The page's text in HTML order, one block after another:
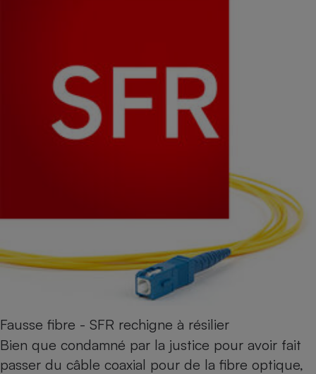
Fausse fibre - SFR rechigne à résilier
Bien que condamné par la justice pour avoir fait
passer du câble coaxial pour de la fibre optique,